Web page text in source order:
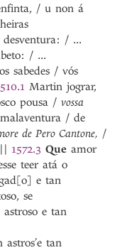
/ u non á
desventura: / ...
/ ...
sabedes / vós
Martin jograr,
pousa /vossa
malaventura / de
de Pero Cantone, /
|| 1572.3 Que amor
teer atá o
e tan
se
e tan
tan